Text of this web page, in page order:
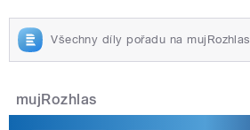
Všechny díly pořadu na mujRozhlas
mujRozhlas